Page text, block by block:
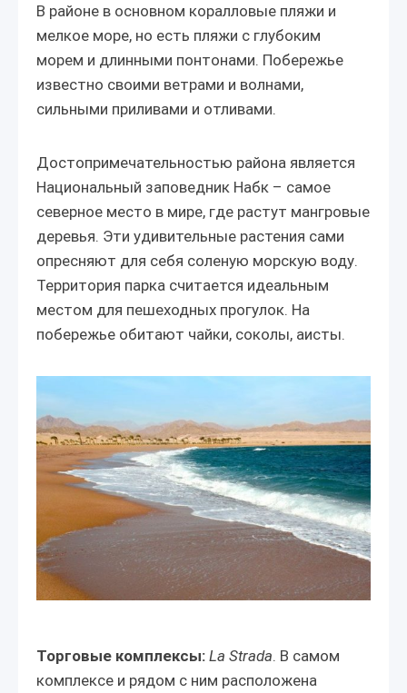
В районе в основном коралловые пляжи и
мелкое море, но есть пляжи с глубоким
морем и длинными понтонами. Побережье
известно своими ветрами и волнами,
сильными приливами и отливами.
Достопримечательностью района является
Национальный заповедник Набк – самое
северное место в мире, где растут мангровые
деревья. Эти удивительные растения сами
опресняют для себя соленую морскую воду.
Территория парка считается идеальным
местом для пешеходных прогулок. На
побережье обитают чайки, соколы, аисты.
Торговые комплексы: La Strada. В самом
комплексе и рядом с ним расположена